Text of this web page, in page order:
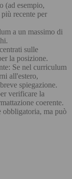
(ad esempio,
recente per
a un massimo di
sulle
la posizione.
Se nel curriculum
all'estero,
spiegazione.
verificare la
coerente.
obbligatoria, ma può